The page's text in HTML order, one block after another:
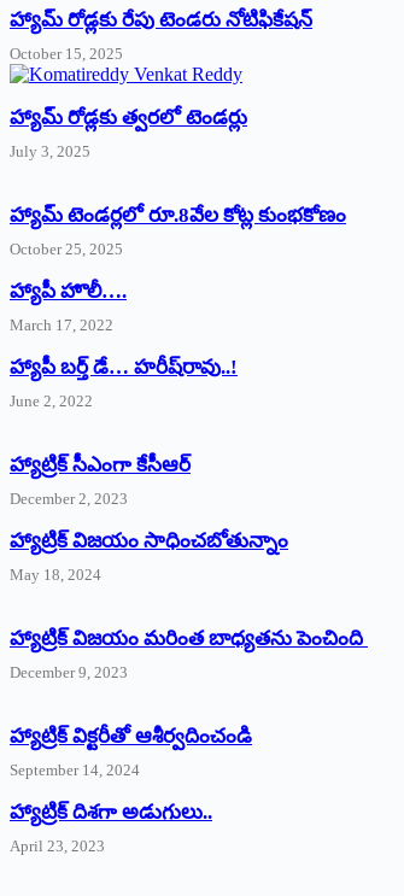
హ్యామ్‌ రోడ్లకు రేపు టెండరు నోటిఫికేషన్‌
October 15, 2025
హ్యామ్‌ రోడ్లకు త్వరలో టెండర్లు
July 3, 2025
హ్యామ్‌ ‌టెండర్లలో రూ.8వేల కోట్ల కుంభకోణం
October 25, 2025
హ్యాపీ హొలీ….
March 17, 2022
హ్యాపీ బర్త్ ‌డే… హరీష్‌రావు..!
June 2, 2022
హ్యాట్రిక్‌ ‌సీఎంగా కేసీఆర్‌
December 2, 2023
హ్యాట్రిక్‌ విజయం సాధించబోతున్నాం
May 18, 2024
హ్యాట్రిక్ విజయం మరింత బాధ్యతను పెంచింది
December 9, 2023
హ్యాట్రిక్‌ ‌విక్టరీతో ఆశీర్వదించండి
September 14, 2024
‌హ్యాట్రిక్‌ ‌దిశగా అడుగులు..
April 23, 2023